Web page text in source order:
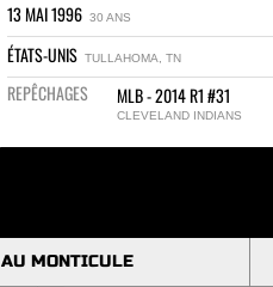
13 MAI 1996 30 ANS
ÉTATS-UNIS TULLAHOMA, TN
REPÊCHAGES MLB - 2014 R1 #31
CLEVELAND INDIANS
AU MONTICULE